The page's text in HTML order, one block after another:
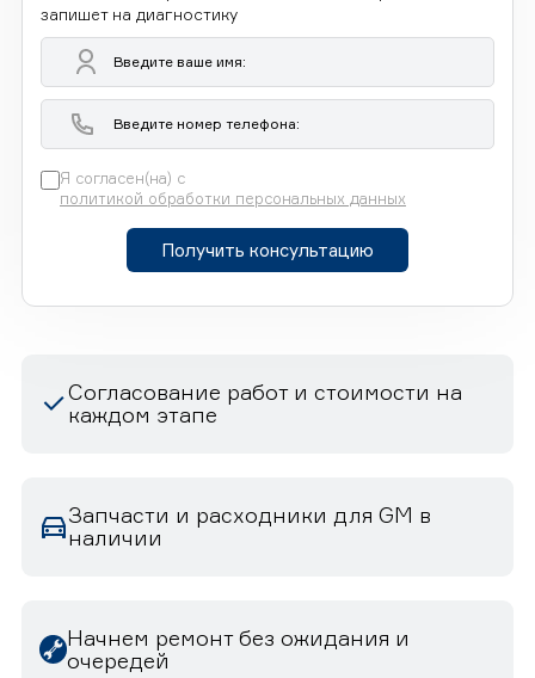
запишет на диагностику
Я согласен(на) с
политикой обработки персональных данных
Получить консультацию
Согласование работ и стоимости на
каждом этапе
Запчасти и расходники для GM в
наличии
Начнем ремонт без ожидания и
очередей